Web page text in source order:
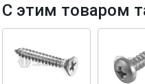
Саморезы кровельные HKR-R
HARPOON EURO
С этим товаром